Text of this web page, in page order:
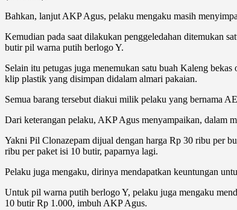
Bahkan, lanjut AKP Agus, pelaku mengaku masih
Kemudian pada saat dilakukan penggeledahan ditemukan
butir pil warna putih berlogo Y.
Selain itu petugas juga menemukan satu buah Kaleng
klip plastik yang disimpan didalam almari pakaian.
Semua barang tersebut diakui milik pelaku yang bernama
Dari keterangan pelaku, AKP Agus menyampaikan, dalam
Yakni Pil Clonazepam dijual dengan harga Rp 30 ribu per
ribu per paket isi 10 butir, paparnya lagi.
Pelaku juga mengaku, dirinya mendapatkan keuntungan
Untuk pil warna putih berlogo Y, pelaku juga mengaku
10 butir Rp 1.000, imbuh AKP Agus.